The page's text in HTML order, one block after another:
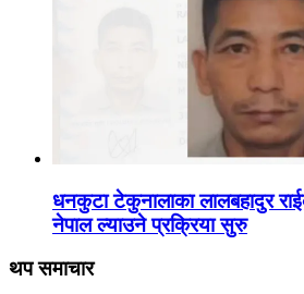
धनकुटा टेकुनालाका लालबहादुर
नेपाल ल्याउने प्रक्रिया सुरु
थप समाचार